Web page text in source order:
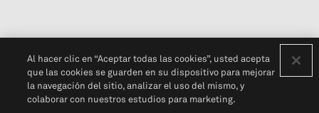
Al hacer clic en “Aceptar todas las cookies”, usted acepta
que las cookies se guarden en su dispositivo para mejorar
la navegación del sitio, analizar el uso del mismo, y
colaborar con nuestros estudios para marketing.